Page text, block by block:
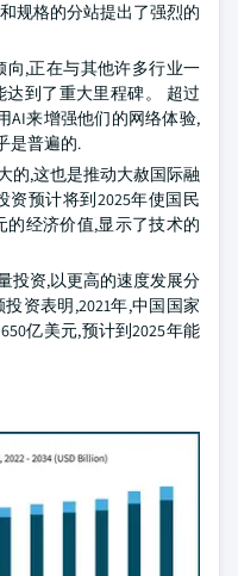
规格的分站提出了强烈的
向,正在与其他许多行业一
到了重大里程碑。 超过
AI来增强他们的网络体验,
是普遍的.
的,这也是推动大赦国际融
资预计将到2025年使国民
的经济价值,显示了技术的
投资,以更高的速度发展分
资表明,2021年,中国国家
亿美元,预计到2025年能